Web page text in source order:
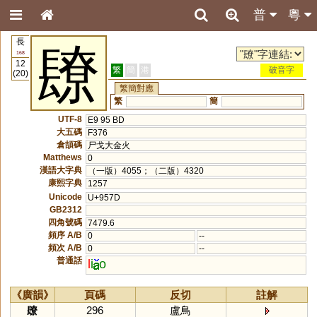
粵
普
長
168
12
(20)
镽 繁 簡 港
破音字
繁簡對應
繁
簡
UTF-8
E9 95 BD
大五碼
F376
倉頡碼
尸戈大金火
Matthews
0
漢語大字典
（一版）4055；（二版）4320
康熙字典
1257
Unicode
U+957D
GB2312
四角號碼 7479.6
頻序 A/B
0
--
頻次 A/B
0
--
普通話
li o
《廣韻》 頁碼 反切
註解
镽
296
盧鳥